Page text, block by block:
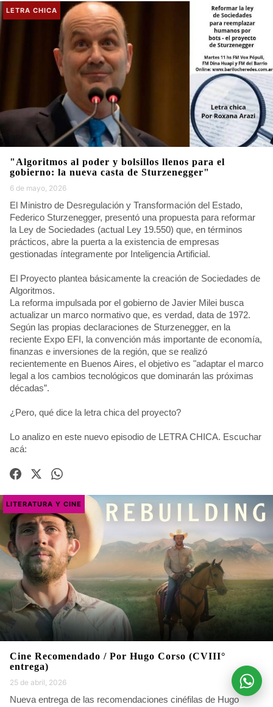
LETRA CHICA
"Algoritmos al poder y bolsillos llenos para el
gobierno: la nueva casta de Sturzenegger"
6 de mayo, 2026
El Ministro de Desregulación y Transformación del Estado,
Federico Sturzenegger, presentó una propuesta para reformar
la Ley de Sociedades (actual Ley 19.550) que, en términos
prácticos, abre la puerta a la existencia de empresas
gestionadas íntegramente por Inteligencia Artificial.
El Proyecto plantea básicamente la creación de Sociedades de
Algoritmos.
La reforma impulsada por el gobierno de Javier Milei busca
actualizar un marco normativo que, es verdad, data de 1972.
Según las propias declaraciones de Sturzenegger, en la
reciente Expo EFI, la convención más importante de economía,
finanzas e inversiones de la región, que se realizó
recientemente en Buenos Aires, el objetivo es "adaptar el marco
legal a los cambios tecnológicos que dominarán las próximas
décadas”.
¿Pero, qué dice la letra chica del proyecto?
Lo analizo en este nuevo episodio de LETRA CHICA. Escuchar
acá:
LITERATURA Y CINE
Cine Recomendado / Por Hugo Corso (CVIII°
entrega)
25 de abril, 2026
Nueva entrega de las recomendaciones cinéfilas de Hugo